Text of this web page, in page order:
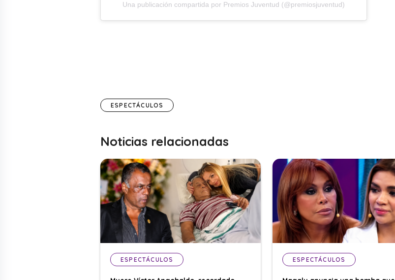
Una publicación compartida por Premios Juventud (@premiosjuventud)
ESPECTÁCULOS
Noticias relacionadas
ESPECTÁCULOS ESPECTÁCULOS